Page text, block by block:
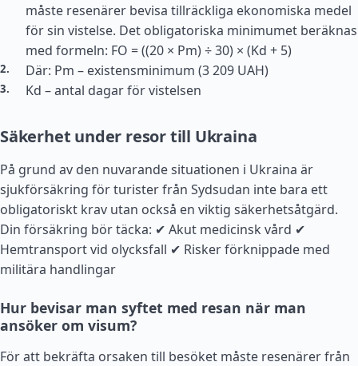
måste resenärer bevisa tillräckliga ekonomiska medel
för sin vistelse. Det obligatoriska minimumet beräknas
med formeln: FO = ((20 × Pm) ÷ 30) × (Kd + 5)
Där: Pm – existensminimum (3 209 UAH)
Kd – antal dagar för vistelsen
Säkerhet under resor till Ukraina
På grund av den nuvarande situationen i Ukraina är
sjukförsäkring för turister från Sydsudan inte bara ett
obligatoriskt krav utan också en viktig säkerhetsåtgärd.
Din försäkring bör täcka: ✔ Akut medicinsk vård ✔
Hemtransport vid olycksfall ✔ Risker förknippade med
militära handlingar
Hur bevisar man syftet med resan när man
ansöker om visum?
För att bekräfta orsaken till besöket måste resenärer från